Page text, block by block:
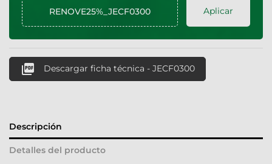
Aplicar
 Descargar ficha técnica - JECF0300
Descripción
Detalles del producto